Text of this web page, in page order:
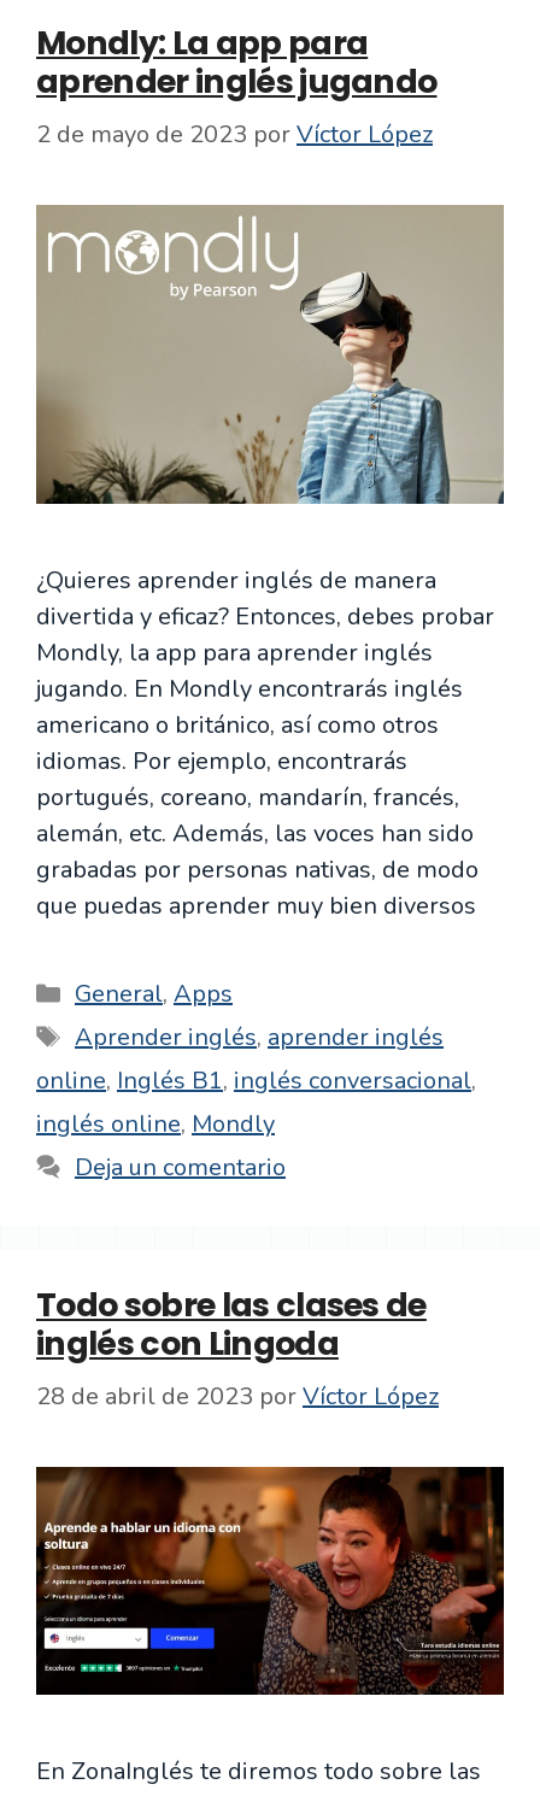
Mondly: La app para
aprender inglés jugando
2 de mayo de 2023 porVíctor López
¿Quieres aprender inglés de manera
divertida y eficaz? Entonces, debes probar
Mondly, la app para aprender inglés
jugando. En Mondly encontrarás inglés
americano o británico, así como otros
idiomas. Por ejemplo, encontrarás
portugués, coreano, mandarín, francés,
alemán, etc. Además, las voces han sido
grabadas por personas nativas, de modo
que puedas aprender muy bien diversos
Categorías
General, Apps
Etiquetas
Aprender inglés, aprender inglés
online, Inglés B1, inglés conversacional,
inglés online, Mondly
Deja un comentario
Todo sobre las clases de
inglés con Lingoda
28 de abril de 2023 porVíctor López
En ZonaInglés te diremos todo sobre las